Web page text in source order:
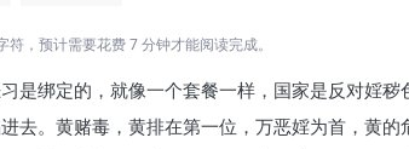
符，预计需要花费 7 分钟才能阅读完成。
是绑定的，就像一个套餐一样，国家是反对婬
去。黄赌毒，黄排在第一位，万恶婬为首，黄